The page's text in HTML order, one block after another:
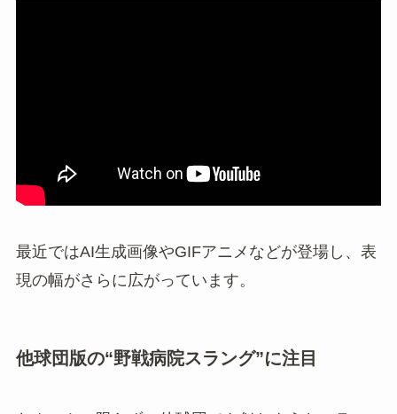
最近ではAI生成画像やGIFアニメなどが登場し、表
現の幅がさらに広がっています。
他球団版の“野戦病院スラング”に注目